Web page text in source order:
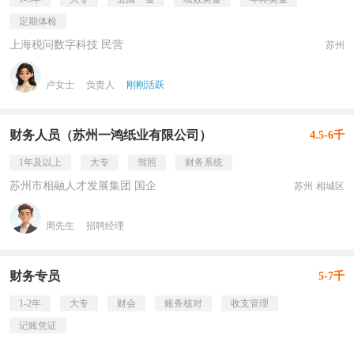
定期体检
上海税问数字科技 民营 苏州
卢女士 负责人 刚刚活跃
财务人员（苏州一鸿纸业有限公司） 4.5-6千
1年及以上 大专 驾照 财务系统
苏州市相融人才发展集团 国企 苏州·相城区
周先生 招聘经理
财务专员 5-7千
1-2年 大专 财会 账务核对
收支管理
记账凭证